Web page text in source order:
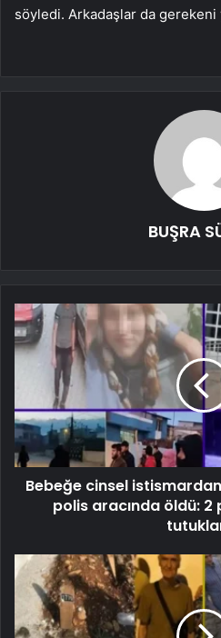
söyledi. Arkadaşlar da gerekeni
BUŞRA
Bebeğe cinsel
polis aracında öldü: 2